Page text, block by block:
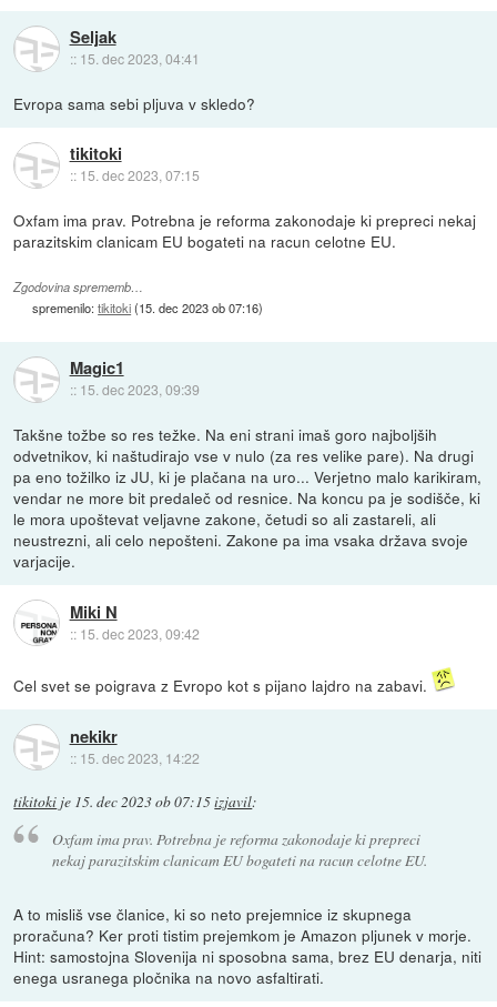
Seljak
:: 15. dec 2023, 04:41
Evropa sama sebi pljuva v skledo?
tikitoki
:: 15. dec 2023, 07:15
Oxfam ima prav. Potrebna je reforma zakonodaje ki prepreci nekaj
parazitskim clanicam EU bogateti na racun celotne EU.
Zgodovina sprememb…
spremenilo:tikitoki(15. dec 2023 ob 07:16)
Magic1
:: 15. dec 2023, 09:39
Takšne tožbe so res težke. Na eni strani imaš goro najboljših
odvetnikov, ki naštudirajo vse v nulo (za res velike pare). Na drugi
pa eno tožilko iz JU, ki je plačana na uro... Verjetno malo karikiram,
vendar ne more bit predaleč od resnice. Na koncu pa je sodišče, ki
le mora upoštevat veljavne zakone, četudi so ali zastareli, ali
neustrezni, ali celo nepošteni. Zakone pa ima vsaka država svoje
varjacije.
Miki N
:: 15. dec 2023, 09:42
Cel svet se poigrava z Evropo kot s pijano lajdro na zabavi.
nekikr
:: 15. dec 2023, 14:22
tikitoki je 15. dec 2023 ob 07:15izjavil:
Oxfam ima prav. Potrebna je reforma zakonodaje ki prepreci
nekaj parazitskim clanicam EU bogateti na racun celotne EU.
A to misliš vse članice, ki so neto prejemnice iz skupnega
proračuna? Ker proti tistim prejemkom je Amazon pljunek v morje.
Hint: samostojna Slovenija ni sposobna sama, brez EU denarja, niti
enega usranega pločnika na novo asfaltirati.